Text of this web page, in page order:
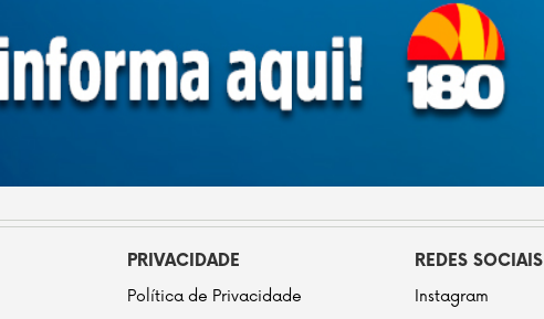
PRIVACIDADE
Política de Privacidade
REDES SOCIAIS
Instagram